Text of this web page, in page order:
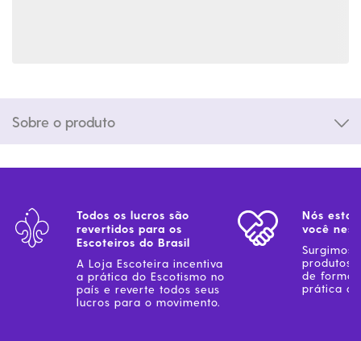
Sobre o produto
Todos os lucros são
revertidos para os
Escoteiros do Brasil
A Loja Escoteira incentiva
a prática do Escotismo no
país e reverte todos seus
lucros para o movimento.
Nós
você
Surgimos
produtos
de forma
prática